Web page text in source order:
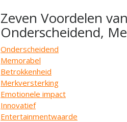
Zeven Voordelen
Onderscheidend,
Onderscheidend
Memorabel
Betrokkenheid
Merkversterking
Emotionele impact
Innovatief
Entertainmentwaarde